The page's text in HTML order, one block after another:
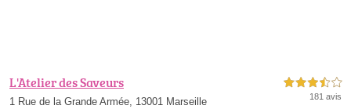
L'Atelier des Saveurs
1 Rue de la Grande Armée, 13001 Marseille
3,5 étoiles sur 5
181 avis